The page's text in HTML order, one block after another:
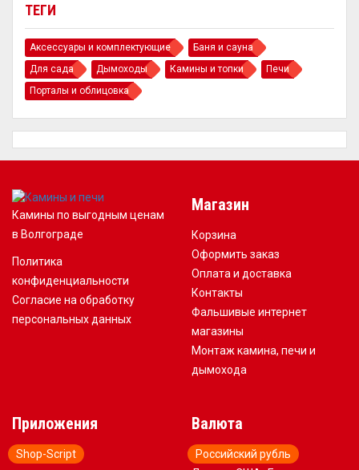
ТЕГИ
Аксессуары и комплектующие
Баня и сауна
Для сада
Дымоходы Камины и топки
Печи
Порталы и облицовка
Камины по выгодным ценам
в Волгограде
Политика
конфиденциальности
Согласие на обработку
персональных данных
Магазин
Корзина
Оформить заказ
Оплата и доставка
Контакты
Фальшивые интернет
магазины
Монтаж камина, печи и
дымохода
Приложения
Shop-Script
Валюта
Российский рубль